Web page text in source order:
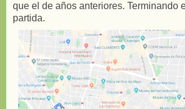
que el de años anteriores. Terminando
partida.